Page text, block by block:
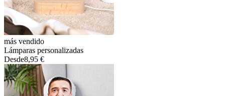
más vendido
Lámparas personalizadas
Desde8,95 €